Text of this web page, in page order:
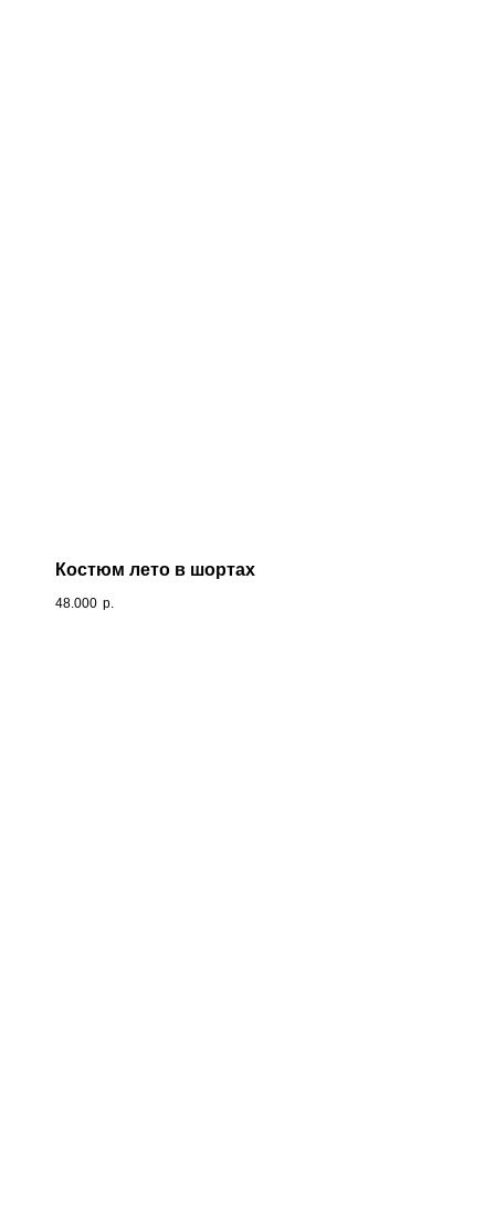
Костюм лето в шортах
48.000 р.